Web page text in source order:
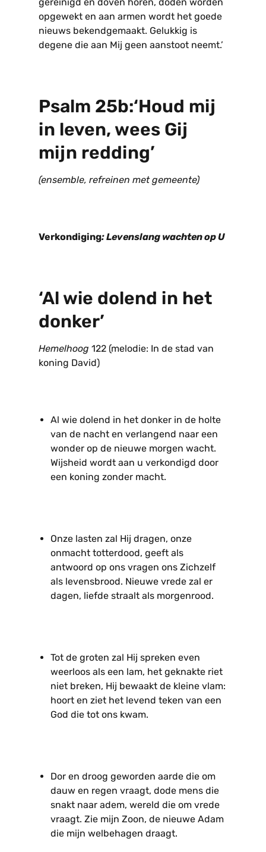
gereinigd en doven horen, doden worden
opgewekt en aan armen wordt het goede
nieuws bekendgemaakt. Gelukkig is
degene die aan Mij geen aanstoot neemt.’
Psalm 25b:‘Houd mij
in leven, wees Gij
mijn redding’
(ensemble, refreinen met gemeente)
Verkondiging: Levenslang wachten op U
‘Al wie dolend in het
donker’
Hemelhoog 122 (melodie: In de stad van
koning David)
Al wie dolend in het donker in de holte
van de nacht en verlangend naar een
wonder op de nieuwe morgen wacht.
Wijsheid wordt aan u verkondigd door
een koning zonder macht.
Onze lasten zal Hij dragen, onze
onmacht totterdood, geeft als
antwoord op ons vragen ons Zichzelf
als levensbrood. Nieuwe vrede zal er
dagen, liefde straalt als morgenrood.
Tot de groten zal Hij spreken even
weerloos als een lam, het geknakte riet
niet breken, Hij bewaakt de kleine vlam:
hoort en ziet het levend teken van een
God die tot ons kwam.
Dor en droog geworden aarde die om
dauw en regen vraagt, dode mens die
snakt naar adem, wereld die om vrede
vraagt. Zie mijn Zoon, de nieuwe Adam
die mijn welbehagen draagt.